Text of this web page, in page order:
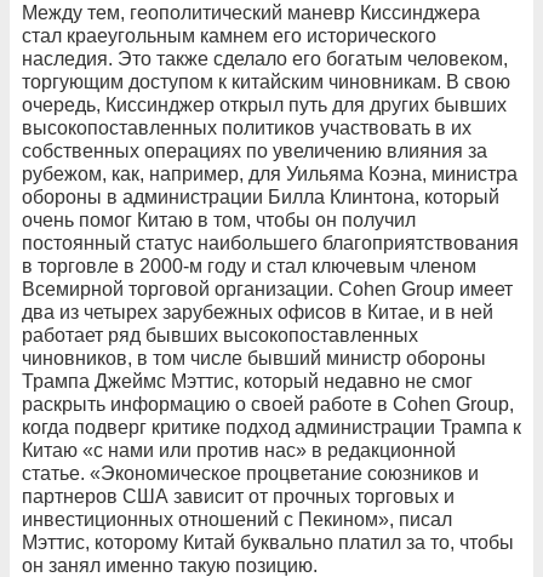
Между тем, геополитический маневр Киссинджера
стал краеугольным камнем его исторического
наследия. Это также сделало его богатым человеком,
торгующим доступом к китайским чиновникам. В свою
очередь, Киссинджер открыл путь для других бывших
высокопоставленных политиков участвовать в их
собственных операциях по увеличению влияния за
рубежом, как, например, для Уильяма Коэна, министра
обороны в администрации Билла Клинтона, который
очень помог Китаю в том, чтобы он получил
постоянный статус наибольшего благоприятствования
в торговле в 2000-м году и стал ключевым членом
Всемирной торговой организации. Cohen Group имеет
два из четырех зарубежных офисов в Китае, и в ней
работает ряд бывших высокопоставленных
чиновников, в том числе бывший министр обороны
Трампа Джеймс Мэттис, который недавно не смог
раскрыть информацию о своей работе в Cohen Group,
когда подверг критике подход администрации Трампа к
Китаю «с нами или против нас» в редакционной
статье. «Экономическое процветание союзников и
партнеров США зависит от прочных торговых и
инвестиционных отношений с Пекином», писал
Мэттис, которому Китай буквально платил за то, чтобы
он занял именно такую ​​позицию.